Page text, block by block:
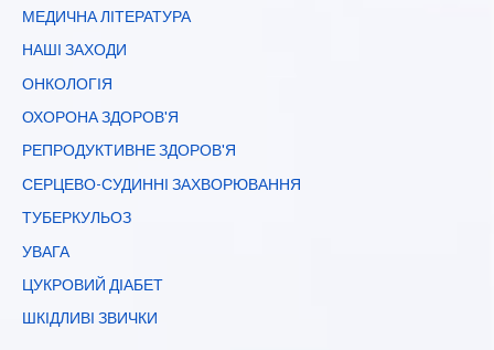
МЕДИЧНА ЛІТЕРАТУРА
НАШІ ЗАХОДИ
ОНКОЛОГІЯ
ОХОРОНА ЗДОРОВ'Я
РЕПРОДУКТИВНЕ ЗДОРОВ'Я
СЕРЦЕВО-СУДИННІ ЗАХВОРЮВАННЯ
ТУБЕРКУЛЬОЗ
УВАГА
ЦУКРОВИЙ ДІАБЕТ
ШКІДЛИВІ ЗВИЧКИ